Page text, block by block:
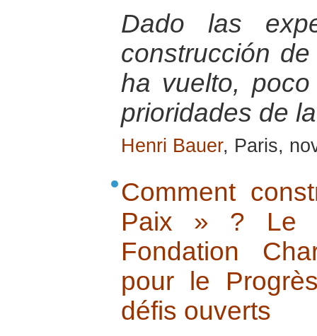
Dado las
construcción
ha vuelto,
prioridades de
Henri Bauer, Paris,
Comment
Paix » ? Le
Fondation
pour le
défis ouverts